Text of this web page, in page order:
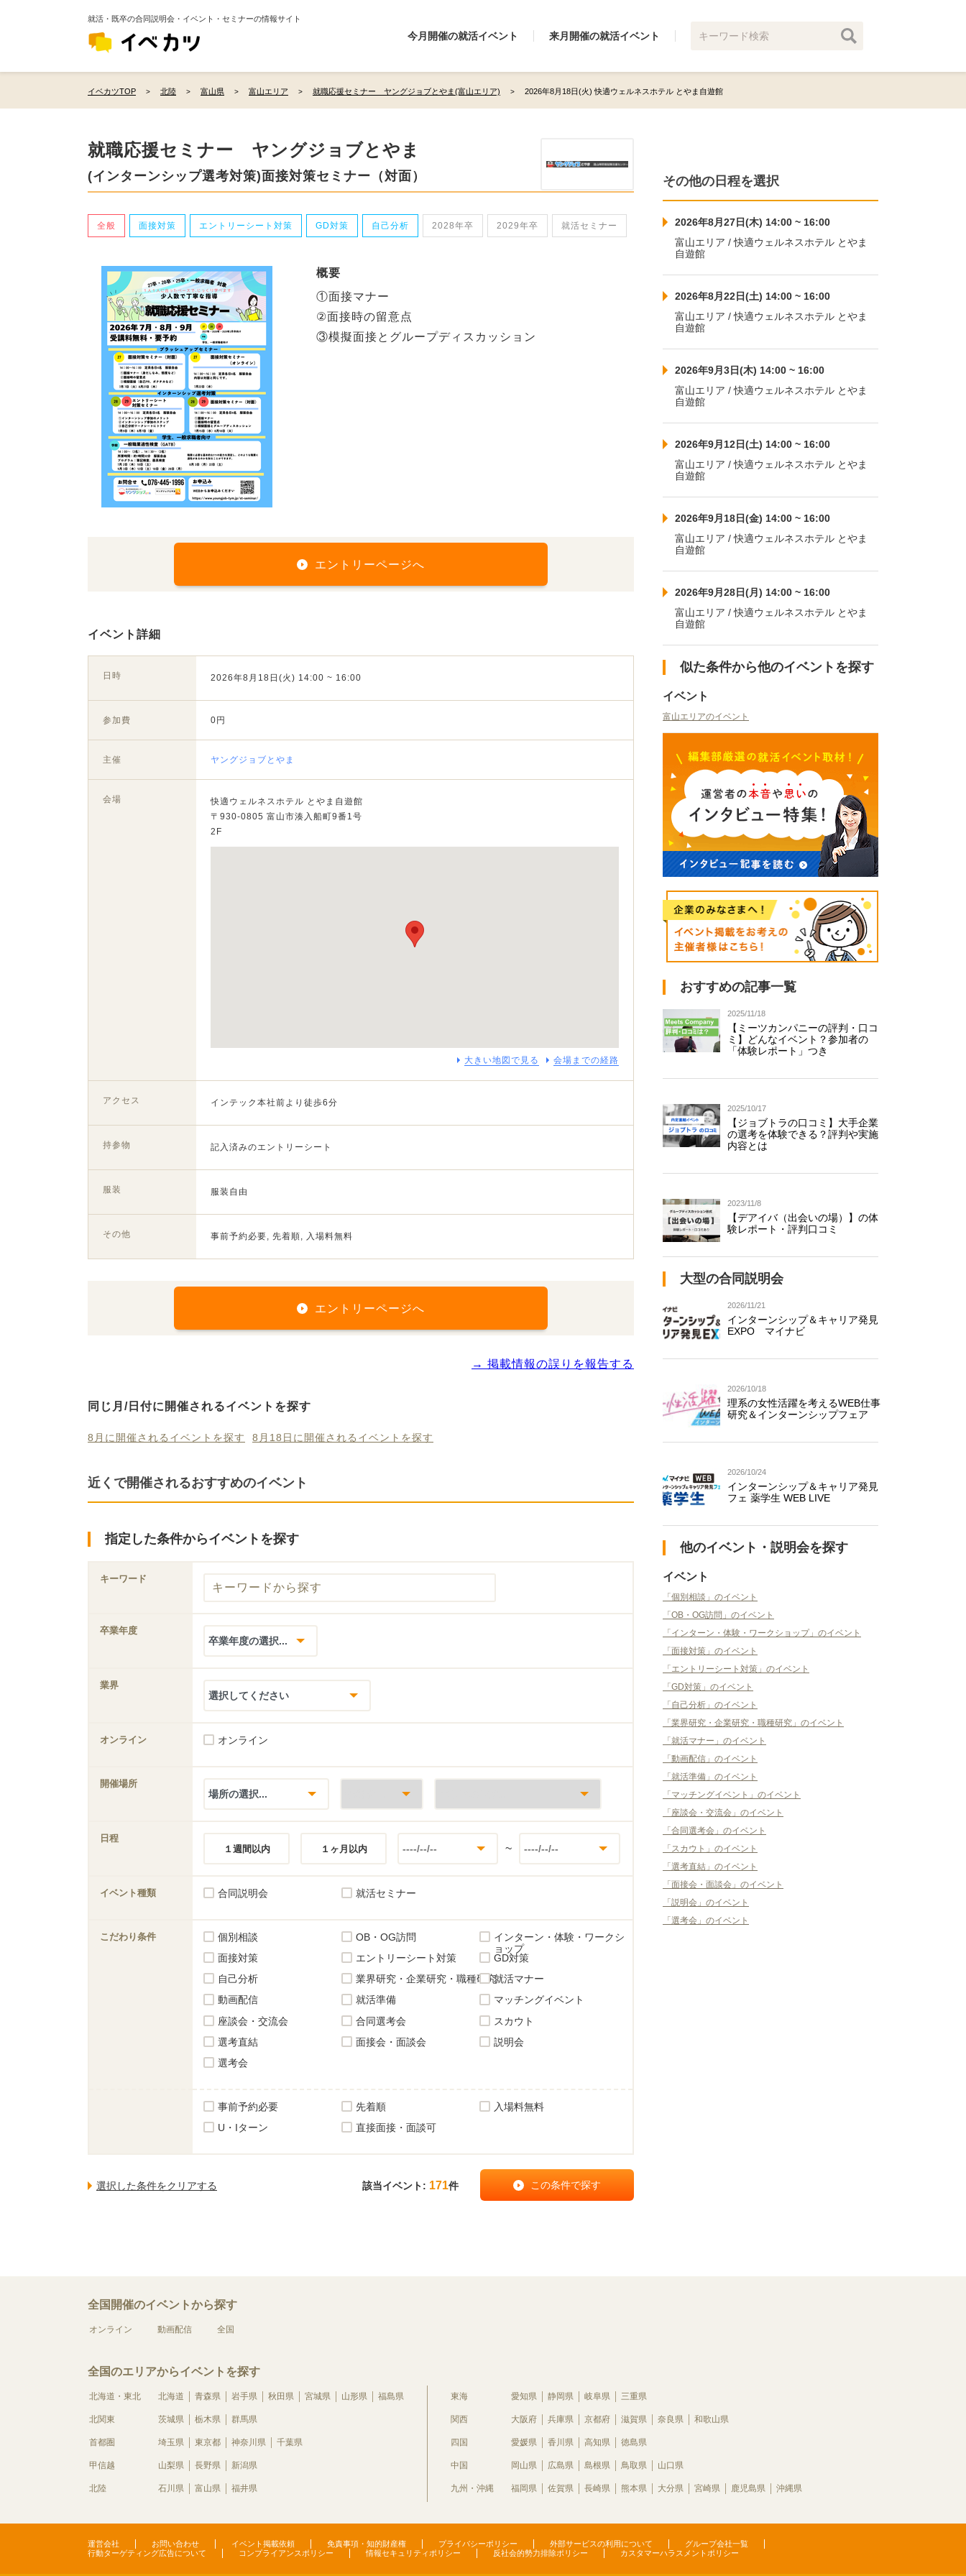
就活・既卒の合同説明会・イベント・セミナーの情報サイト
今月開催の就活イベント 来月開催の就活イベント
イベカツTOP 北陸 富山県 富山エリア 就職応援セミナー ヤングジョブとやま(富山エリア) 2026年8月18日(火) 快適ウェルネスホテル とやま自遊館
就職応援セミナー ヤングジョブとやま
(インターンシップ選考対策)面接対策セミナー（対面）
全般 面接対策 エントリーシート対策 GD対策 自己分析 2028年卒 2029年卒 就活セミナー
概要
①面接マナー
②面接時の留意点
③模擬面接とグループディスカッション
エントリーページへ
イベント詳細
日時 2026年8月18日(火) 14:00 ~ 16:00
参加費 0円
主催 ヤングジョブとやま
会場
快適ウェルネスホテル とやま自遊館
〒930-0805 富山市湊入船町9番1号
2F
大きい地図で見る 会場までの経路
アクセス インテック本社前より徒歩6分
持参物 記入済みのエントリーシート
服装 服装自由
その他 事前予約必要, 先着順, 入場料無料
エントリーページへ
→ 掲載情報の誤りを報告する
同じ月/日付に開催されるイベントを探す
8月に開催されるイベントを探す 8月18日に開催されるイベントを探す
近くで開催されるおすすめのイベント
指定した条件からイベントを探す
キーワード
卒業年度
業界
オンライン オンライン
開催場所
日程
１週間以内
１ヶ月以内 ~
イベント種類 合同説明会 就活セミナー
こだわり条件 個別相談 OB・OG訪問
インターン・体験・ワークシ
ョップ
面接対策
エントリーシート対策
GD対策
自己分析
業界研究・企業研究・職種研究就活マナー
動画配信
就活準備
マッチングイベント
座談会・交流会
合同選考会
スカウト
選考直結
面接会・面談会
説明会
選考会
事前予約必要 先着順
入場料無料
U・Iターン
直接面接・面談可
該当イベント: 171件
その他の日程を選択
2026年8月27日(木) 14:00 ~ 16:00
富山エリア / 快適ウェルネスホテル とやま
自遊館
2026年8月22日(土) 14:00 ~ 16:00
富山エリア / 快適ウェルネスホテル とやま
自遊館
2026年9月3日(木) 14:00 ~ 16:00
富山エリア / 快適ウェルネスホテル とやま
自遊館
2026年9月12日(土) 14:00 ~ 16:00
富山エリア / 快適ウェルネスホテル とやま
自遊館
2026年9月18日(金) 14:00 ~ 16:00
富山エリア / 快適ウェルネスホテル とやま
自遊館
2026年9月28日(月) 14:00 ~ 16:00
富山エリア / 快適ウェルネスホテル とやま
自遊館
似た条件から他のイベントを探す
イベント
富山エリアのイベント
おすすめの記事一覧
2025/11/18
【ミーツカンパニーの評判・口コ
ミ】どんなイベント？参加者の
「体験レポート」つき
2025/10/17
【ジョブトラの口コミ】大手企業
の選考を体験できる？評判や実施
内容とは
2023/11/8
【デアイバ（出会いの場）】の体
験レポート・評判口コミ
大型の合同説明会
2026/11/21
インターンシップ＆キャリア発見
EXPO マイナビ
2026/10/18
理系の女性活躍を考えるWEB仕事
研究＆インターンシップフェア
2026/10/24
インターンシップ＆キャリア発見
フェ 薬学生 WEB LIVE
他のイベント・説明会を探す
イベント
「個別相談」のイベント
「OB・OG訪問」のイベント
「インターン・体験・ワークショップ」のイベント
「面接対策」のイベント
「エントリーシート対策」のイベント
「GD対策」のイベント
「自己分析」のイベント
「業界研究・企業研究・職種研究」のイベント
「就活マナー」のイベント
「動画配信」のイベント
「就活準備」のイベント
「マッチングイベント」のイベント
「座談会・交流会」のイベント
「合同選考会」のイベント
「スカウト」のイベント
「選考直結」のイベント
「面接会・面談会」のイベント
「説明会」のイベント
「選考会」のイベント
全国開催のイベントから探す
オンライン 動画配信 全国
全国のエリアからイベントを探す
北海道・東北 北海道 青森県 岩手県 秋田県 宮城県 山形県 福島県
北関東 茨城県 栃木県 群馬県
首都圏 埼玉県 東京都 神奈川県 千葉県
甲信越 山梨県 長野県 新潟県
北陸 石川県 富山県 福井県
東海 愛知県 静岡県 岐阜県 三重県
関西 大阪府 兵庫県 京都府 滋賀県 奈良県 和歌山県
四国 愛媛県 香川県 高知県 徳島県
中国 岡山県 広島県 島根県 鳥取県 山口県
九州・沖縄 福岡県 佐賀県 長崎県 熊本県 大分県 宮崎県 鹿児島県 沖縄県
運営会社 お問い合わせ イベント掲載依頼 免責事項・知的財産権 プライバシーポリシー 外部サービスの利用について
グループ会社一覧
行動ターゲティング広告について
コンプライアンスポリシー 情報セキュリティポリシー 反社会的勢力排除ポリシー カスタマーハラスメントポリシー